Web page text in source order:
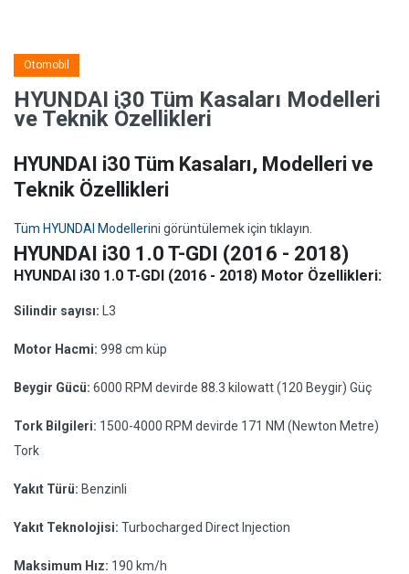
Otomobil
HYUNDAI i30 Tüm Kasaları Modelleri
ve Teknik Özellikleri
HYUNDAI i30 Tüm Kasaları, Modelleri ve
Teknik Özellikleri
Tüm HYUNDAI Modellerini görüntülemek için tıklayın.
HYUNDAI i30 1.0 T-GDI (2016 - 2018)
HYUNDAI i30 1.0 T-GDI (2016 - 2018) Motor Özellikleri:
Silindir sayısı: L3
Motor Hacmi: 998 cm küp
Beygir Gücü: 6000 RPM devirde 88.3 kilowatt (120 Beygir) Güç
Tork Bilgileri: 1500-4000 RPM devirde 171 NM (Newton Metre)
Tork
Yakıt Türü: Benzinli
Yakıt Teknolojisi: Turbocharged Direct Injection
Maksimum Hız: 190 km/h